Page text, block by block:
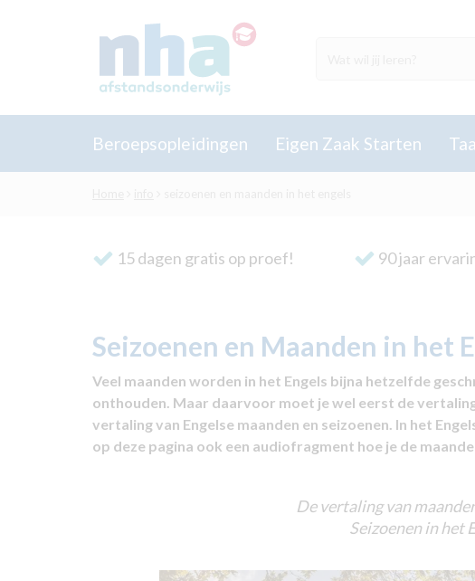
Beroepsopleidingen Eigen Zaak Starten
15 dagen gratis op proef! 90 jaar
Seizoenen en Maanden in het
Veel maanden worden in het Engels bijna hetzelfde
onthouden. Maar daarvoor moet je wel eerst de
vertaling van Engelse maanden en seizoenen. In het
op deze pagina ook een audiofragment hoe je de
De vertaling van
Seizoenen in het